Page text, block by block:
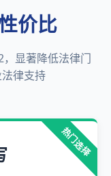
价比
显著降低法律门
律支持
热门选择